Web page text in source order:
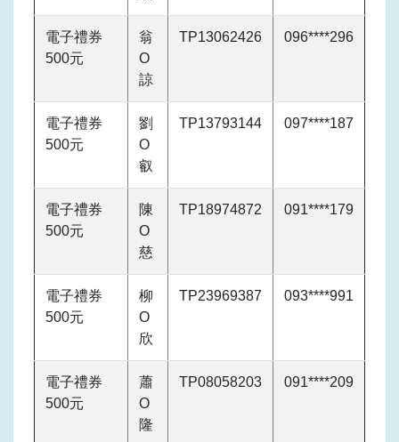
電子禮券
500元
翁
O
諒
TP13062426 096****296
電子禮券
500元
劉
O
叡
TP13793144 097****187
電子禮券
500元
陳
O
慈
TP18974872 091****179
電子禮券
500元
柳
O
欣
TP23969387 093****991
電子禮券
500元
蕭
O
隆
TP08058203 091****209